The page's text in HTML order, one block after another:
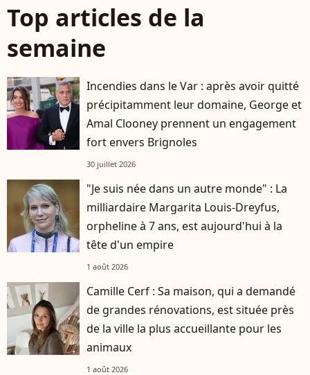
Top articles de la
semaine
Incendies dans le Var : après avoir quitté
précipitamment leur domaine, George et
Amal Clooney prennent un engagement
fort envers Brignoles
30 juillet 2026
"Je suis née dans un autre monde" : La
milliardaire Margarita Louis-Dreyfus,
orpheline à 7 ans, est aujourd'hui à la
tête d'un empire
1 août 2026
Camille Cerf : Sa maison, qui a demandé
de grandes rénovations, est située près
de la ville la plus accueillante pour les
animaux
1 août 2026